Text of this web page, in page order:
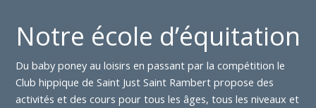
Notre école d’équitation
Du baby poney au loisirs en passant par la compétition le
Club hippique de Saint Just Saint Rambert propose des
activités et des cours pour tous les âges, tous les niveaux et